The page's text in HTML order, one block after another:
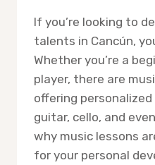
If you’re looking to
talents in Cancún,
Whether you’re a
player, there are
offering personalized
guitar, cello, and
why music lessons
for your personal